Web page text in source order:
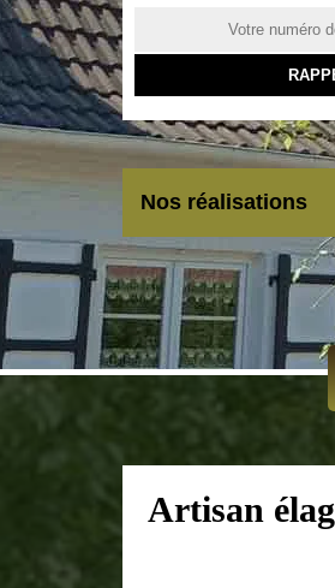
Nos réalisations
Artisan